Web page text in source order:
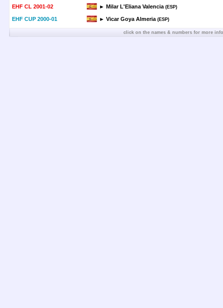
EHF CL 2001-02 ► Milar L'Eliana Valencia(ESP)
EHF CUP 2000-01 ► Vicar Goya Almeria(ESP)
click on the names & numbers for more